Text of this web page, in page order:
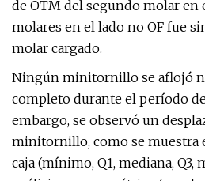
de OTM del segundo molar en
molares en el lado no OF fue
molar cargado.
Ningún minitornillo se aflojó
completo durante el período
embargo, se observó un
minitornillo, como se muestra
caja (mínimo, Q1, mediana, Q3,